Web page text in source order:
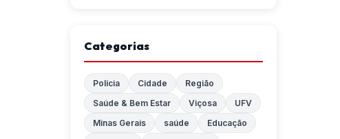
Categorias
Polícia Cidade
Região
Saúde & Bem Estar
Viçosa
UFV
Minas Gerais
saúde
Educação